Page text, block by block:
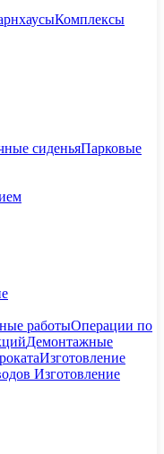
Комплексы
сиденьяПарковые
работыОперации по
Демонтажные
Изготовление
Изготовление